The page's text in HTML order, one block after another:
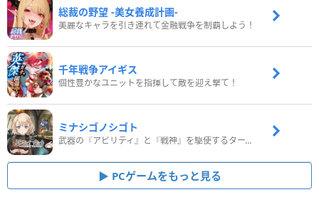
総裁の野望 -美女養成計画-
美麗なキャラを引き連れて金融戦争を制覇しよう！
千年戦争アイギス
個性豊かなユニットを指揮して敵を迎え撃て！
ミナシゴノシゴト
武器の『アビリティ』と『戦神』を駆使するターン制コマンドバトルRPG！
PCゲームをもっと見る